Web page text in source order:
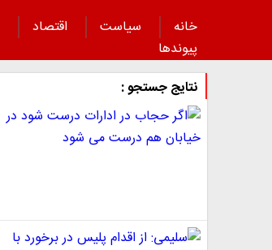
خانه سیاست اقتصاد
پیوند‌ها
نتایج جستجو :